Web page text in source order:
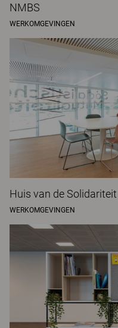
NMBS
WERKOMGEVINGEN
Huis van de Solidariteit
WERKOMGEVINGEN